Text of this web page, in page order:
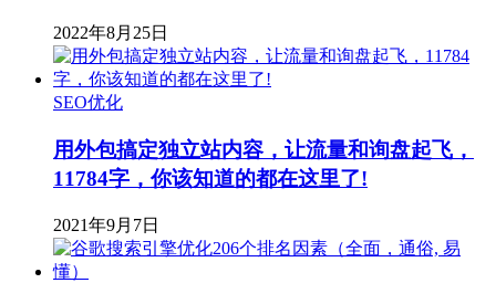
2022年8月25日
SEO优化
用外包搞定独立站内容，让流量和询盘起飞，
11784字，你该知道的都在这里了!
2021年9月7日